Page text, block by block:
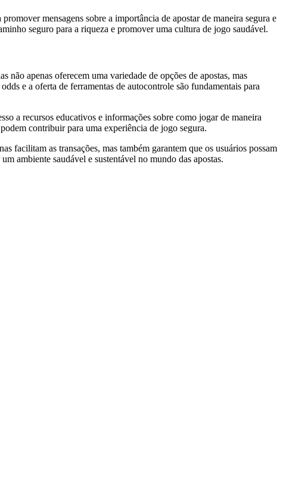
mensagens sobre a importância de apostar de maneira segura e
seguro para a riqueza e promover uma cultura de jogo saudável.
apenas oferecem uma variedade de opções de apostas, mas
e a oferta de ferramentas de autocontrole são fundamentais para
a recursos educativos e informações sobre como jogar de maneira
contribuir para uma experiência de jogo segura.
facilitam as transações, mas também garantem que os usuários possam
ambiente saudável e sustentável no mundo das apostas.